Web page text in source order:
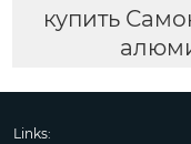
купить
Links: